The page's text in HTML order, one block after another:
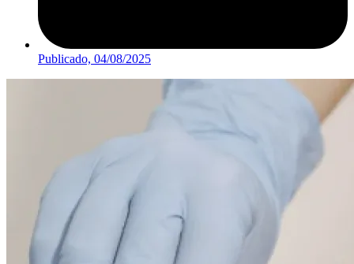
Publicado, 04/08/2025